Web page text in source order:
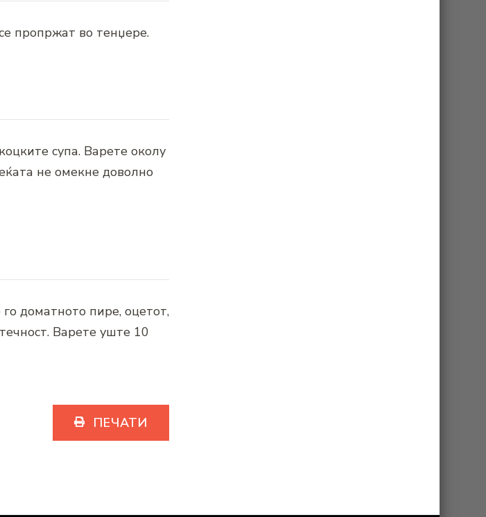
пропржат во тенџере.
супа. Варете околу
не омекне доволно
доматното пире, оцетот,
Варете уште 10
ПЕЧАТИ